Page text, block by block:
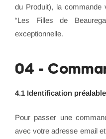
du Produit), la commande
“Les Filles de
exceptionnelle.
04 -
4.1 Identification préalable
Pour passer une
avec votre adresse email